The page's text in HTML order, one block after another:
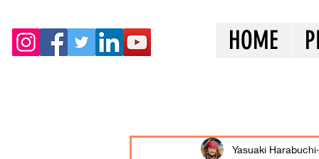
HOME
Yasuaki Harabuchi